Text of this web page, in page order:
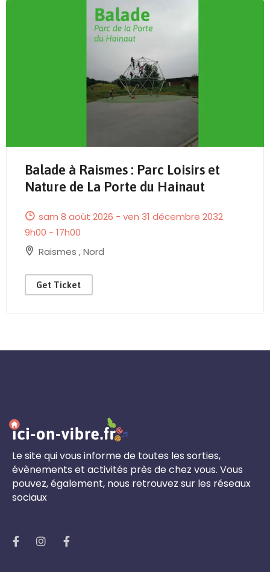
Send Mail
Balade à Raismes : Parc Loisirs et
Nature de La Porte du Hainaut
sam 8 août 2026 - ven 31 décembre 2032
9h00 - 17h00
Raismes ,Nord
Get Ticket
Le site qui vous informe de toutes les sorties,
évènements et activités près de chez vous. Vous
pouvez, également, nous retrouvez sur les réseaux
sociaux